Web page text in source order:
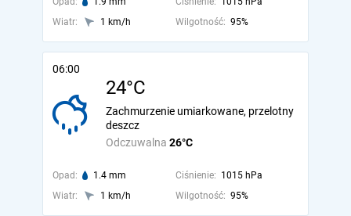
Wiatr:
1 km/h Wilgotność: 95%
06:00
24°C
Odczuwalna 26°C
Zachmurzenie umiarkowane, przelotny
deszcz
Opad: 1.4 mm Ciśnienie: 1015 hPa
Wiatr:
1 km/h Wilgotność: 95%